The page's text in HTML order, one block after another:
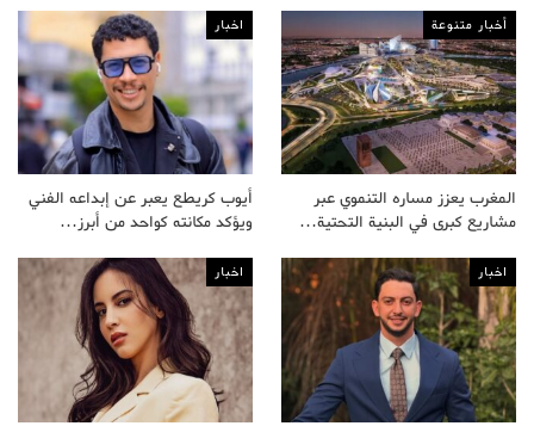
أخبار متنوعة
المغرب يعزز مساره التنموي عبر
مشاريع كبرى في البنية التحتية…
اخبار
أيوب كريطع يعبر عن إبداعه الفني
ويؤكد مكانته كواحد من أبرز…
اخبار اخبار